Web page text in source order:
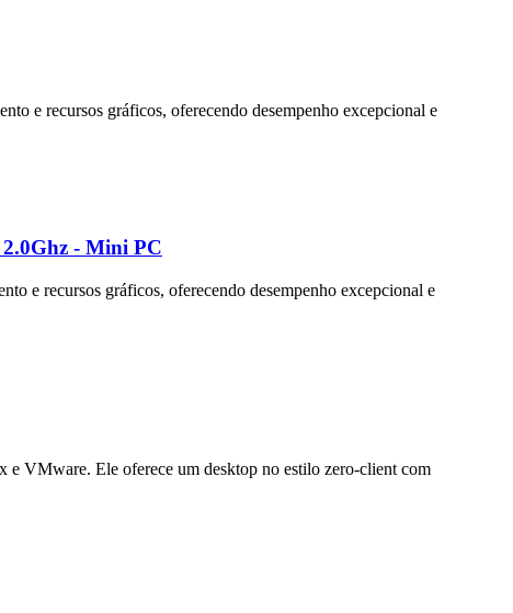
e recursos gráficos, oferecendo desempenho excepcional e
- Mini PC
e recursos gráficos, oferecendo desempenho excepcional e
e VMware. Ele oferece um desktop no estilo zero-client com